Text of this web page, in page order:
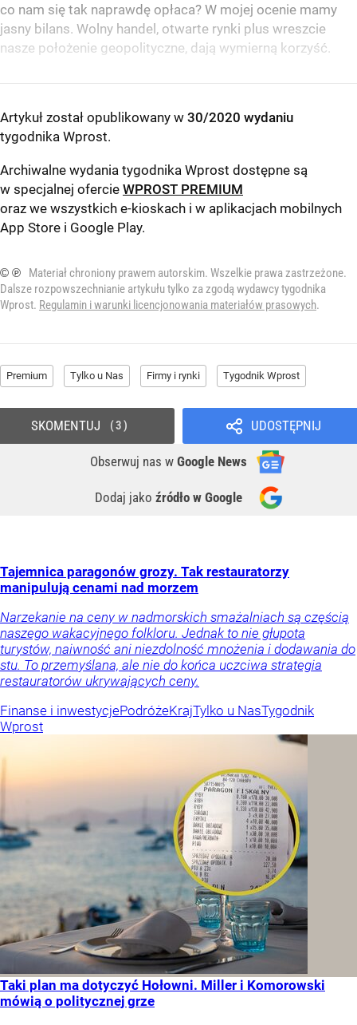
co nam się tak naprawdę opłaca? W mojej ocenie mamy
jasny bilans. Wolny handel, otwarte rynki plus wreszcie
nasze położenie geopolityczne, dają wymierną korzyść.
Artykuł został opublikowany w 30/2020 wydaniu
tygodnika Wprost.
Archiwalne wydania tygodnika Wprost dostępne są
w specjalnej ofercie WPROST PREMIUM
oraz we wszystkich e-kioskach i w aplikacjach mobilnych
App Store i Google Play.
© ℗
Materiał chroniony prawem autorskim. Wszelkie prawa zastrzeżone.
Dalsze rozpowszechnianie artykułu tylko za zgodą wydawcy tygodnika
Wprost. Regulamin i warunki licencjonowania materiałów prasowych.
Premium Tylko u Nas Firmy i rynki Tygodnik Wprost
UDOSTĘPNIJ
Obserwuj nas w Google News
Dodaj jako źródło w Google
SKOMENTUJ 3
Tajemnica paragonów grozy. Tak restauratorzy
manipulują cenami nad morzem
Narzekanie na ceny w nadmorskich smażalniach są częścią
naszego wakacyjnego folkloru. Jednak to nie głupota
turystów, naiwność ani niezdolność mnożenia i dodawania do
stu. To przemyślana, ale nie do końca uczciwa strategia
restauratorów ukrywających ceny.
Finanse i inwestycjePodróżeKrajTylko u NasTygodnik
Wprost
Taki plan ma dotyczyć Hołowni. Miller i Komorowski
mówią o politycznej grze